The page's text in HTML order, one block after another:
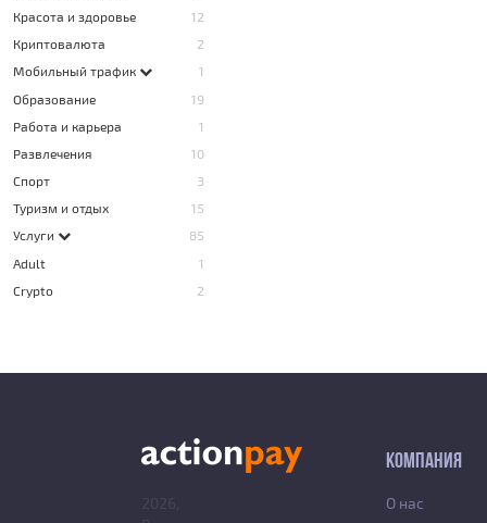
Красота и здоровье
12
Криптовалюта
2
Мобильный трафик
1
Образование
19
Работа и карьера
1
Развлечения
10
Спорт
3
Туризм и отдых
15
Услуги
85
Adult
1
Crypto
2
КОМПАНИЯ
О нас
2026,